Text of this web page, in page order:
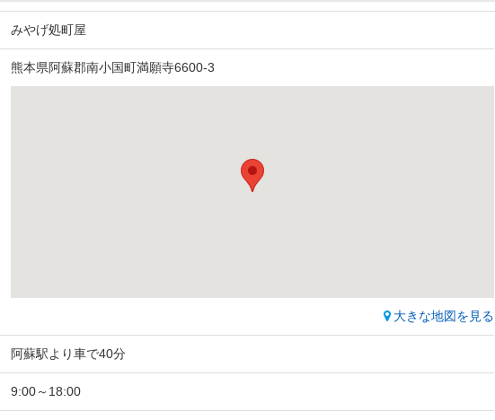
みやげ処町屋
熊本県阿蘇郡南小国町満願寺6600-3
大きな地図を見る
阿蘇駅より車で40分
9:00～18:00